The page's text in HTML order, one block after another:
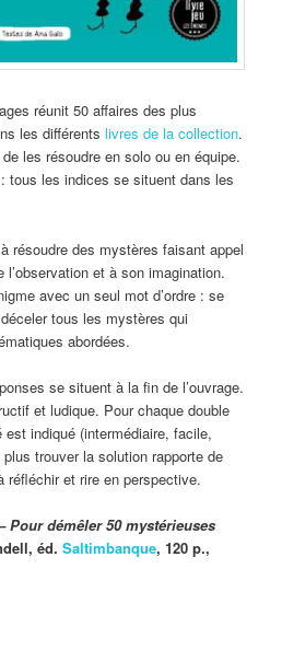
réunit 50 affaires des plus
les différentslivres de la collection.
de les résoudre en solo ou en équipe.
tous les indices se situent dans les
résoudre des mystères faisant appel
et à son imagination.
avec un seul mot d’ordre : se
tous les mystères qui
abordées.
se situent à la fin de l’ouvrage.
et ludique. Pour chaque double
indiqué (intermédiaire, facile,
trouver la solution rapporte de
réfléchir et rire en perspective.
Pour démêler 50 mystérieuses
éd.Saltimbanque, 120 p.,